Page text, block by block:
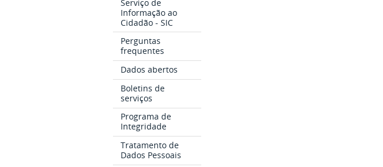
Serviço de
Informação ao
Cidadão - SIC
Perguntas
frequentes
Dados abertos
Boletins de
serviços
Programa de
Integridade
Tratamento de
Dados Pessoais